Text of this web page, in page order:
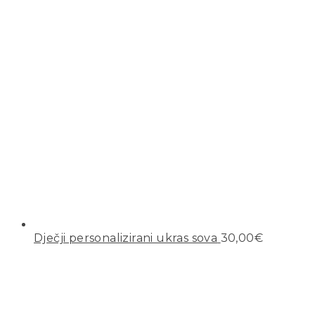
Dječji personalizirani ukras sova 30,00€